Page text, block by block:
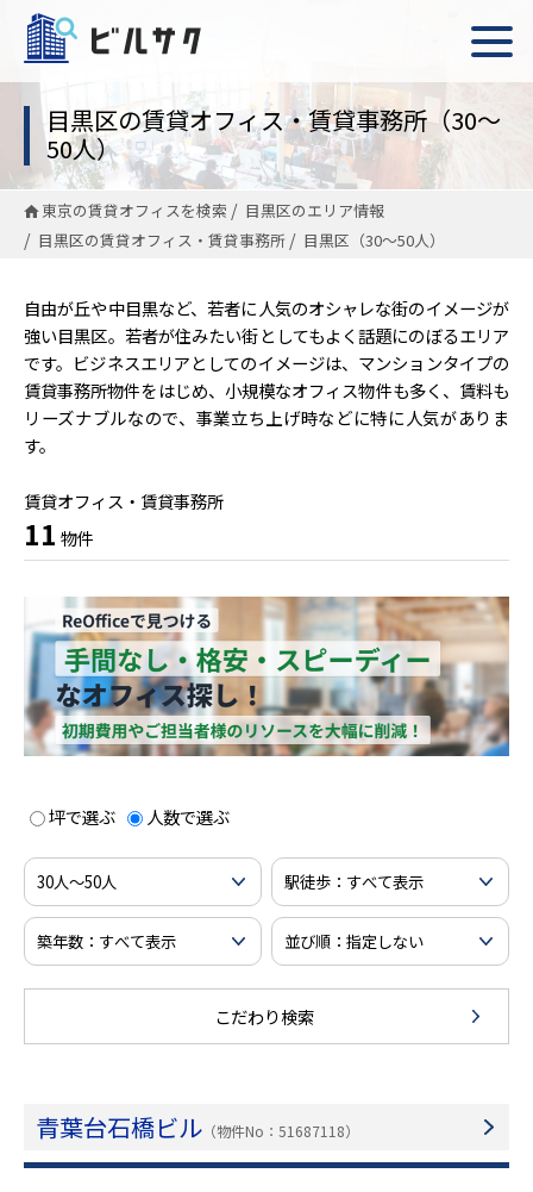
目黒区の賃貸オフィス・賃貸事務所（30〜
50人）
東京の賃貸オフィスを検索
目黒区のエリア情報
目黒区の賃貸オフィス・賃貸事務所
目黒区（30〜50人）
自由が丘や中目黒など、若者に人気のオシャレな街のイメージが
強い目黒区。若者が住みたい街としてもよく話題にのぼるエリア
です。ビジネスエリアとしてのイメージは、マンションタイプの
賃貸事務所物件をはじめ、小規模なオフィス物件も多く、賃料も
リーズナブルなので、事業立ち上げ時などに特に人気がありま
す。
賃貸オフィス・賃貸事務所
11 物件
坪で選ぶ 人数で選ぶ
こだわり検索
青葉台石橋ビル （物件No：51687118）